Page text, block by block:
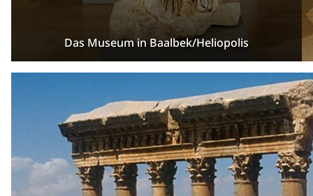
Das Museum in Baalbek/Heliopolis